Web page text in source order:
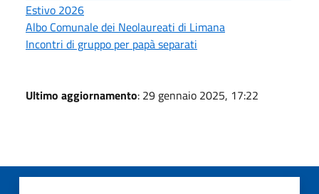
Estivo 2026
Albo Comunale dei Neolaureati di Limana
Incontri di gruppo per papà separati
Ultimo aggiornamento: 29 gennaio 2025, 17:22